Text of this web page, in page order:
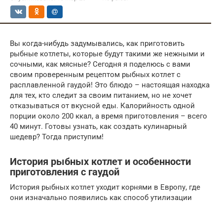
Вы когда-нибудь задумывались, как приготовить
рыбные котлеты, которые будут такими же нежными и
сочными, как мясные? Сегодня я поделюсь с вами
своим проверенным рецептом рыбных котлет с
расплавленной гаудой! Это блюдо – настоящая находка
для тех, кто следит за своим питанием, но не хочет
отказываться от вкусной еды. Калорийность одной
порции около 200 ккал, а время приготовления – всего
40 минут. Готовы узнать, как создать кулинарный
шедевр? Тогда приступим!
История рыбных котлет и особенности
приготовления с гаудой
История рыбных котлет уходит корнями в Европу, где
они изначально появились как способ утилизации